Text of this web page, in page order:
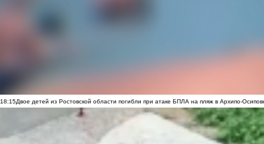
18:15Двое детей из Ростовской области погибли при атаке БПЛА на пляж в Архипо-